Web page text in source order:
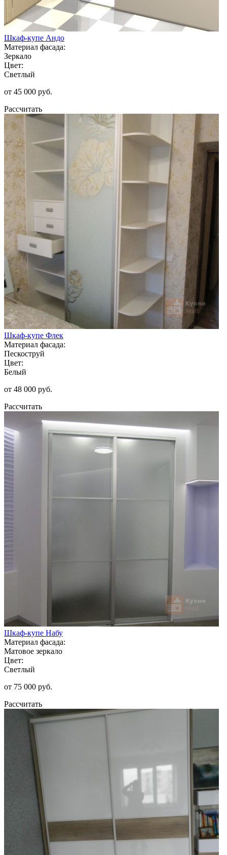
Шкаф-купе Андо
Материал фасада:
Зеркало
Цвет:
Светлый
от 45 000 руб.
Рассчитать
Шкаф-купе Флек
Материал фасада:
Пескоструй
Цвет:
Белый
от 48 000 руб.
Рассчитать
Шкаф-купе Набу
Материал фасада:
Матовое зеркало
Цвет:
Светлый
от 75 000 руб.
Рассчитать